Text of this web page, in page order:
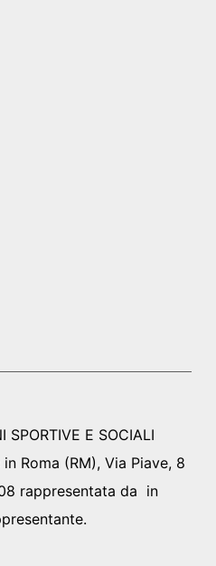
SPORTIVE E SOCIALI
Roma (RM), Via Piave, 8
rappresentata da in